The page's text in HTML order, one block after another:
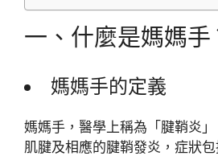
一、什麼是媽媽手
媽媽手的定義
媽媽手，醫學上稱為「腱鞘炎
肌腱及相應的腱鞘發炎，症狀